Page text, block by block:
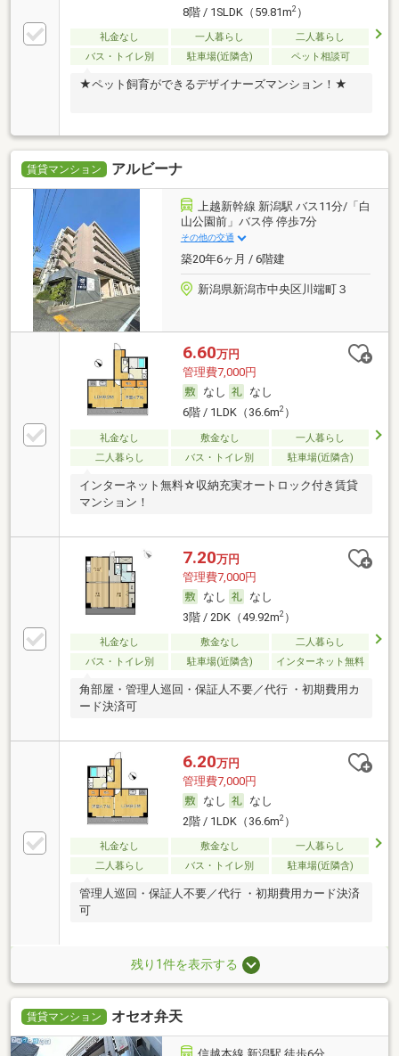
8階 / 1SLDK（59.81m2）
礼金なし 一人暮らし
二人暮らし
バス・トイレ別
駐車場(近隣含) ペット相談可
★ペット飼育ができるデザイナーズマンション！★
賃貸マンション アルビーナ
上越新幹線 新潟駅 バス11分/「白
山公園前」バス停 停歩7分
その他の交通
築20年6ヶ月 / 6階建
新潟県新潟市中央区川端町３
6.60万円
管理費7,000円
なし
なし
6階 / 1LDK（36.6m2）
礼金なし 敷金なし
一人暮らし
二人暮らし
バス・トイレ別 駐車場(近隣含)
インターネット無料☆収納充実オートロック付き賃貸
マンション！
7.20万円
管理費7,000円
なし
なし
3階 / 2DK（49.92m2）
礼金なし 敷金なし
二人暮らし
バス・トイレ別
駐車場(近隣含) インターネット無料
角部屋・管理人巡回・保証人不要／代行 ・初期費用カ
ード決済可
6.20万円
管理費7,000円
なし
なし
2階 / 1LDK（36.6m2）
礼金なし 敷金なし
一人暮らし
二人暮らし
バス・トイレ別 駐車場(近隣含)
管理人巡回・保証人不要／代行 ・初期費用カード決済
可
残り1件を表示する
賃貸マンション オセオ弁天